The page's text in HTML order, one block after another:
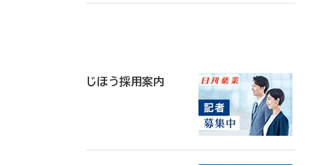
じほう採用案内